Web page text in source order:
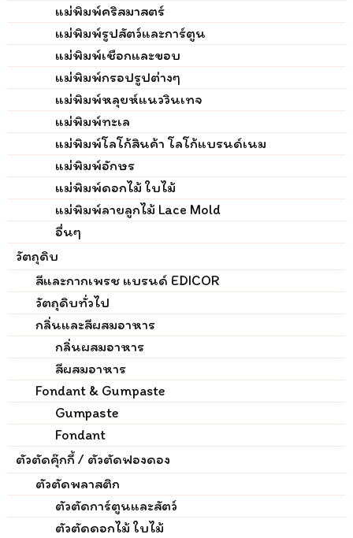
แม่พิมพ์คริสมาสตร์
แม่พิมพ์รูปสัตว์และการ์ตูน
แม่พิมพ์เชือกและขอบ
แม่พิมพ์กรอปรูปต่างๆ
แม่พิมพ์หลุยห์แนววินเทจ
แม่พิมพ์ทะเล
แม่พิมพ์โลโก้สินค้า โลโก้แบรนด์เนม
แม่พิมพ์อักษร
แม่พิมพ์ดอกไม้ ใบไม้
แม่พิมพ์ลายลูกไม้ Lace Mold
อื่นๆ
วัตถุดิบ
สีและกากเพรช แบรนด์ EDICOR
วัตถุดิบทั่วไป
กลิ่นและสีผสมอาหาร
กลิ่นผสมอาหาร
สีผสมอาหาร
Fondant & Gumpaste
Gumpaste
Fondant
ตัวตัดคุ๊กกี้ / ตัวตัดฟองดอง
ตัวตัดพลาสติก
ตัวตัดการ์ตูนและสัตว์
ตัวตัดดอกไม้ ใบไม้